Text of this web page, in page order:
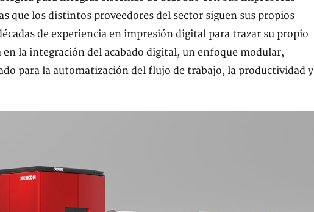
que los distintos proveedores del sector siguen sus propios
de experiencia en impresión digital para trazar su propio
en la integración del acabado digital, un enfoque modular,
para la automatización del flujo de trabajo, la productividad y